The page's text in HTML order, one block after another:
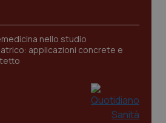
nello studio
applicazioni concrete e